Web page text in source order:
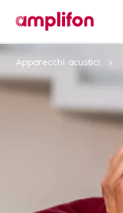
Apparecchi acustici